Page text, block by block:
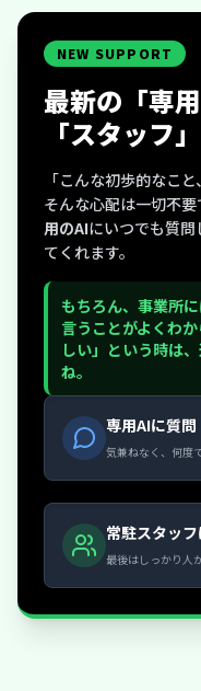
NEW SUPPORT
最新の「専
「スタッフ
「こんな初歩的なこ
そんな心配は一切不
用のAIにいつでも質
てくれます。
もちろん、事業所
言うことがよくわ
しい」という時は
ね。
専用AIに質問
気兼ねなく、何度
常駐スタッ
最後はしっかり人